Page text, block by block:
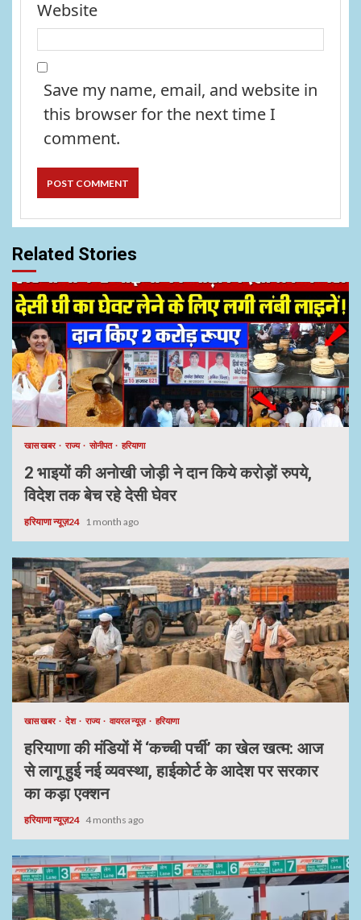
Website
Save my name, email, and website in
this browser for the next time I
comment.
Related Stories
खास खबर राज्य सोनीपत हरियाणा
2 भाइयों की अनोखी जोड़ी ने दान किये करोड़ों रुपये,
विदेश तक बेच रहे देसी घेवर
हरियाणा न्यूज़24 1 month ago
खास खबर देश राज्य वायरल न्यूज़ हरियाणा
हरियाणा की मंडियों में ‘कच्ची पर्ची’ का खेल खत्म: आज
से लागू हुई नई व्यवस्था, हाईकोर्ट के आदेश पर सरकार
का कड़ा एक्शन
हरियाणा न्यूज़24 4 months ago